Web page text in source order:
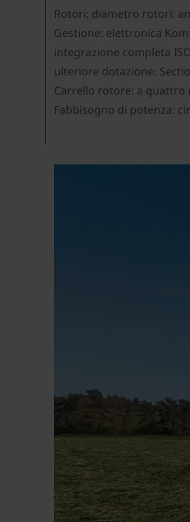
Rotori: diametro rotori:
Gestione: elettronica
integrazione completa
ulteriore dotazione:
Carrello rotore: a quattro
Fabbisogno di potenza: